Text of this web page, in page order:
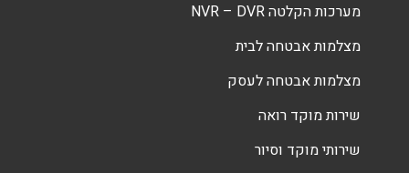
מערכות הקלטה NVR – DVR
מצלמות אבטחה לבית
מצלמות אבטחה לעסק
שירות מוקד רואה
שירותי מוקד וסיור